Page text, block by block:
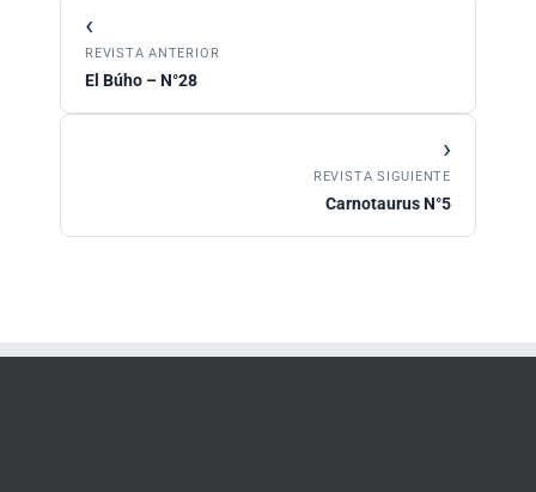
‹
REVISTA ANTERIOR
El Búho – N°28
›
REVISTA SIGUIENTE
Carnotaurus N°5